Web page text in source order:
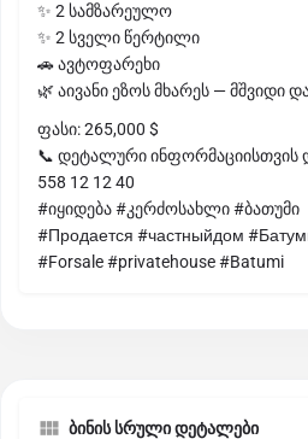
✨ 2 სამზარეულო
✨ 2 სველი წერტილი
🚗 ავტოფარეხი
🌿 აივანი ეზოს მხარეს — მშვიდი
ფასი: 265,000 $
📞 დეტალური ინფორმაციისთვის
558 12 12 40
#იყიდება #კერძოსახლი #ბათუმი
#Продается #частныйдом
#Forsale #privatehouse #Batumi
ბინის სრული დეტალები